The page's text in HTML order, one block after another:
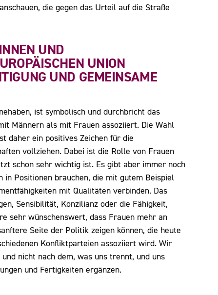
die gegen das Urteil auf die Straße
UND
UNION
UND GEMEINSAME
ist symbolisch und durchbricht das
Männern als mit Frauen assoziiert. Die Wahl
daher ein positives Zeichen für die
vollziehen. Dabei ist die Rolle von Frauen
schon sehr wichtig ist. Es gibt aber immer noch
Positionen brauchen, die mit gutem Beispiel
mit Qualitäten verbinden. Das
Sensibilität, Konzilianz oder die Fähigkeit,
sehr wünschenswert, dass Frauen mehr an
Seite der Politik zeigen können, die heute
Konfliktparteien assoziiert wird. Wir
nicht nach dem, was uns trennt, und uns
und Fertigkeiten ergänzen.